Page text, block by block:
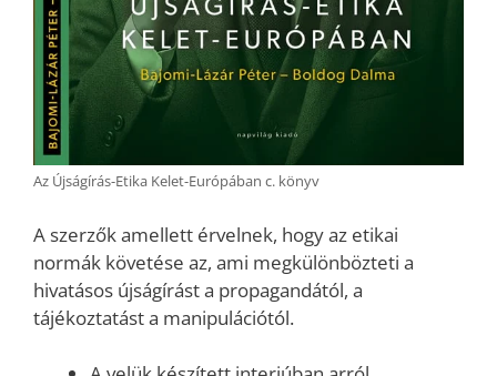
Az Újságírás-Etika Kelet-Európában c. könyv
A szerzők amellett érvelnek, hogy az etikai
normák követése az, ami megkülönbözteti a
hivatásos újságírást a propagandától, a
tájékoztatást a manipulációtól.